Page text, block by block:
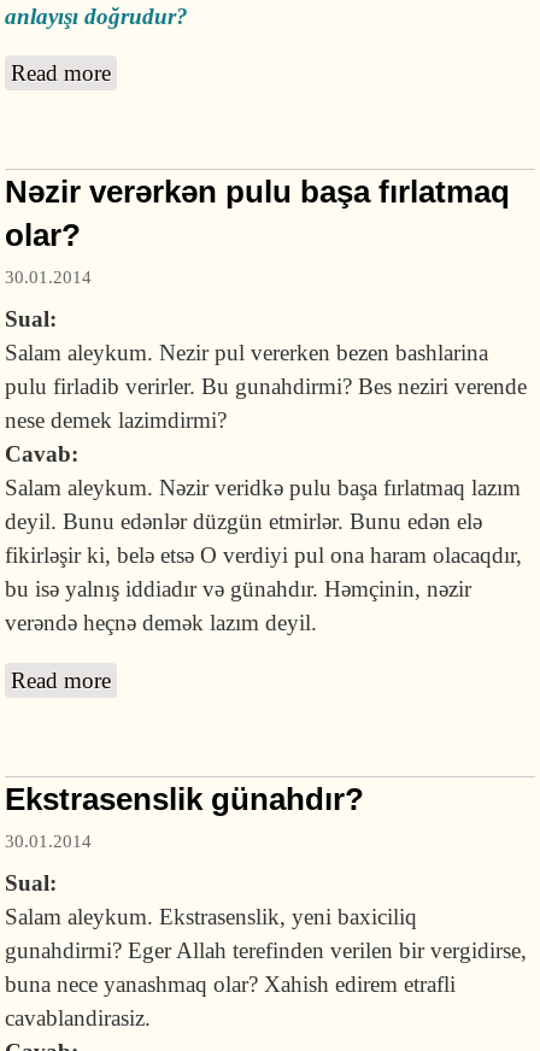
anlayışı doğrudur?
Read more
Nəzir verərkən pulu başa fırlatmaq
olar?
30.01.2014
Sual:
Salam aleykum. Nezir pul vererken bezen bashlarina
pulu firladib verirler. Bu gunahdirmi? Bes neziri verende
nese demek lazimdirmi?
Cavab:
Salam aleykum. Nəzir veridkə pulu başa fırlatmaq lazım
deyil. Bunu edənlər düzgün etmirlər. Bunu edən elə
fikirləşir ki, belə etsə O verdiyi pul ona haram olacaqdır,
bu isə yalnış iddiadır və günahdır. Həmçinin, nəzir
verəndə heçnə demək lazım deyil.
Read more
Ekstrasenslik günahdır?
30.01.2014
Sual:
Salam aleykum. Ekstrasenslik, yeni baxiciliq
gunahdirmi? Eger Allah terefinden verilen bir vergidirse,
buna nece yanashmaq olar? Xahish edirem etrafli
cavablandirasiz.